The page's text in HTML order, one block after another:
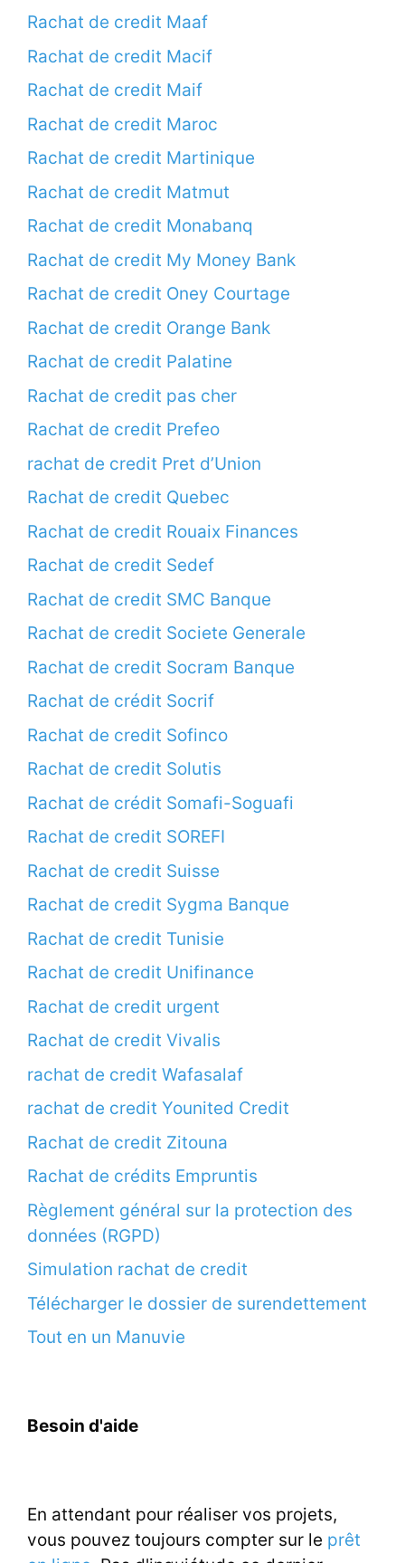
Rachat de credit Maaf
Rachat de credit Macif
Rachat de credit Maif
Rachat de credit Maroc
Rachat de credit Martinique
Rachat de credit Matmut
Rachat de credit Monabanq
Rachat de credit My Money Bank
Rachat de credit Oney Courtage
Rachat de credit Orange Bank
Rachat de credit Palatine
Rachat de credit pas cher
Rachat de credit Prefeo
rachat de credit Pret d’Union
Rachat de credit Quebec
Rachat de credit Rouaix Finances
Rachat de credit Sedef
Rachat de credit SMC Banque
Rachat de credit Societe Generale
Rachat de credit Socram Banque
Rachat de crédit Socrif
Rachat de credit Sofinco
Rachat de credit Solutis
Rachat de crédit Somafi-Soguafi
Rachat de credit SOREFI
Rachat de credit Suisse
Rachat de credit Sygma Banque
Rachat de credit Tunisie
Rachat de credit Unifinance
Rachat de credit urgent
Rachat de credit Vivalis
rachat de credit Wafasalaf
rachat de credit Younited Credit
Rachat de credit Zitouna
Rachat de crédits Empruntis
Règlement général sur la protection des
données (RGPD)
Simulation rachat de credit
Télécharger le dossier de surendettement
Tout en un Manuvie
Besoin d'aide
En attendant pour réaliser vos projets,
vous pouvez toujours compter sur le prêt